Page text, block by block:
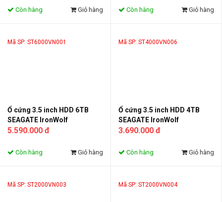
Còn hàng Giỏ hàng Còn hàng Giỏ hàng
Mã SP: ST6000VN001
Ổ cứng 3.5 inch HDD 6TB
SEAGATE IronWolf
ST6000VN001
5.590.000 đ
Còn hàng Giỏ hàng
Mã SP: ST4000VN006
Ổ cứng 3.5 inch HDD 4TB
SEAGATE IronWolf
ST4000VN006
3.690.000 đ
Còn hàng Giỏ hàng
Mã SP: ST2000VN003 Mã SP: ST2000VN004